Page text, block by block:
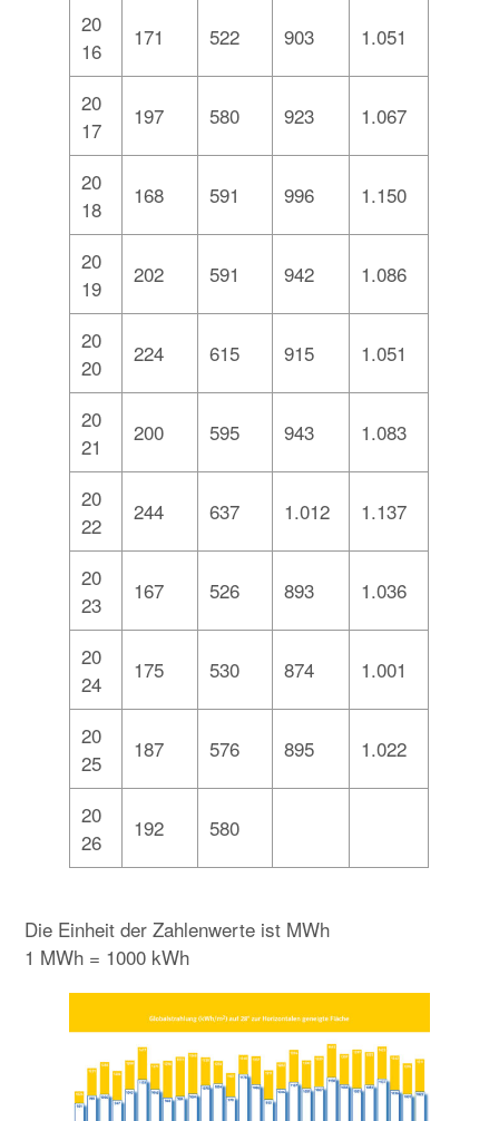
20
16
171 522 903 1.051
20
17
197 580 923 1.067
20
18
168 591 996 1.150
20
19
202 591 942 1.086
20
20
224 615 915 1.051
20
21
200 595 943 1.083
20
22
244 637 1.012 1.137
20
23
167 526 893 1.036
20
24
175 530 874 1.001
20
25
187 576 895 1.022
20
26
192 580
Die Einheit der Zahlenwerte ist MWh
1 MWh = 1000 kWh